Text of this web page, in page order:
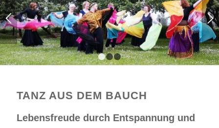
1 2 3
TANZ AUS DEM BAUCH
Lebensfreude durch Entspannung und